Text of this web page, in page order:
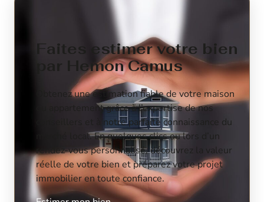
Faites estimer votre bien
par Hemon Camus
Obtenez une estimation fiable de votre maison
ou appartement grâce à l’expertise de nos
conseillers et à notre parfaite connaissance du
marché local. En quelques clics ou lors d’un
rendez-vous personnalisé, découvrez la valeur
réelle de votre bien et préparez votre projet
immobilier en toute confiance.